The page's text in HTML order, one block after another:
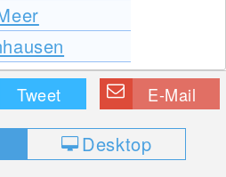
Tweet E-Mail
Desktop